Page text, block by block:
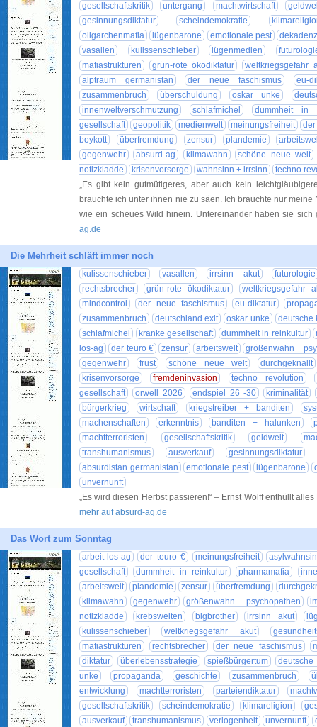
gesellschaftskritik
untergang machtwirtschaft
gesinnungsdiktatur
scheindemokratie
oligarchenmafia
lügenbarone emotionale pest
vasallen
kulissenschieber lügenmedien
mafiastrukturen
grün-rote ökodiktatur
weltkriegsgefahr
alptraum germanistan
der neue faschismus
eu-
zusammenbruch
überschuldung oskar unke
innenweltverschmutzung
schlafmichel
dummheit in
gesellschaft
geopolitik medienwelt meinungsfreiheit
der
boykott
überfremdung zensur plandemie
gegenwehr
absurd-ag klimawahn
schöne neue welt
notizkladde
krisenvorsorge wahnsinn + irrsinn
techno
„Es gibt kein gutmütigeres, aber auch kein
brauchte ich unter ihnen nie zu säen. Ich brauchte nur
wie ein scheues Wild hinein. Untereinander haben sie
ag.de
Die Mehrheit schläft immer noch
kulissenschieber vasallen irrsinn akut
futurologie
rechtsbrecher
grün-rote ökodiktatur
weltkriegsgefahr
mindcontrol
der neue faschismus eu-diktatur
zusammenbruch
deutschland exit oskar unke
deutsche
schlafmichel
kranke gesellschaft dummheit in reinkultur
los-ag
der teuro € zensur arbeitswelt
größenwahn +
gegenwehr
frust schöne neue welt
durchgeknallt
krisenvorsorge
fremdeninvasion
techno revolution
gesellschaft
orwell 2026 endspiel 26 -30
kriminalität
bürgerkrieg
wirtschaft kriegstreiber + banditen
machenschaften
erkenntnis banditen + halunken
machtterroristen
gesellschaftskritik geldwelt
transhumanismus
ausverkauf
gesinnungsdiktatur
absurdistan germanistan
emotionale pest lügenbarone
unvernunft
„Es wird diesen Herbst passieren!“ – Ernst Wolff enthüllt
mehr auf absurd-ag.de
Das Wort zum Sonntag
arbeit-los-ag der teuro € meinungsfreiheit
gesellschaft
dummheit in reinkultur pharmamafia
arbeitswelt
plandemie zensur überfremdung
klimawahn
gegenwehr größenwahn + psychopathen
notizkladde
krebswelten bigbrother irrsinn akut
kulissenschieber
weltkriegsgefahr akut
mafiastrukturen
rechtsbrecher der neue faschismus
diktatur
überlebensstrategie spießbürgertum
deutsche
unke
propaganda geschichte zusammenbruch
entwicklung
machtterroristen parteiendiktatur
gesellschaftskritik
scheindemokratie klimareligion
ausverkauf
transhumanismus verlogenheit unvernunft